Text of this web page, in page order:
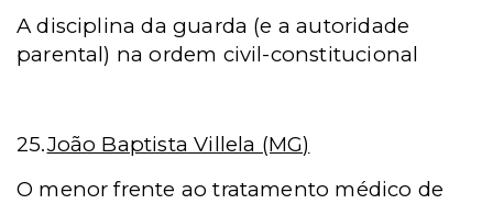
A disciplina da guarda (e a autoridade
parental) na ordem civil-constitucional
25.João Baptista Villela (MG)
O menor frente ao tratamento médico de